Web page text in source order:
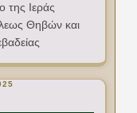
της Ιεράς
Θηβών και